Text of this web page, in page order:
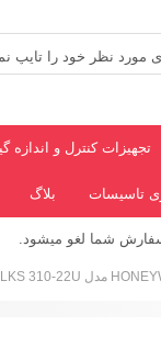
تجهیزات کنترل و اندازه
تاسیسات بلاگ
شما لغو میشود.